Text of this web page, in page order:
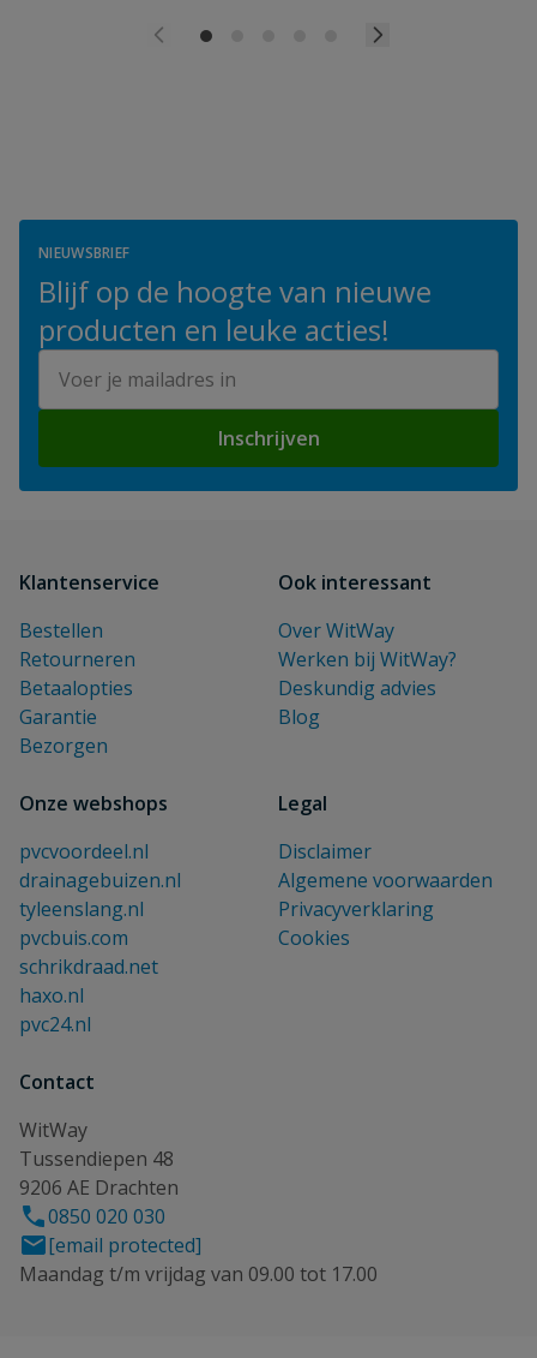
NIEUWSBRIEF
Blijf op de hoogte van nieuwe
producten en leuke acties!
Inschrijven
Klantenservice
Bestellen
Retourneren
Betaalopties
Garantie
Bezorgen
Ook interessant
Over WitWay
Werken bij WitWay?
Deskundig advies
Blog
Onze webshops
pvcvoordeel.nl
drainagebuizen.nl
tyleenslang.nl
pvcbuis.com
schrikdraad.net
haxo.nl
pvc24.nl
Legal
Disclaimer
Algemene voorwaarden
Privacyverklaring
Cookies
Contact
WitWay
Tussendiepen 48
9206 AE Drachten
0850 020 030
[email protected]
Maandag t/m vrijdag van 09.00 tot 17.00